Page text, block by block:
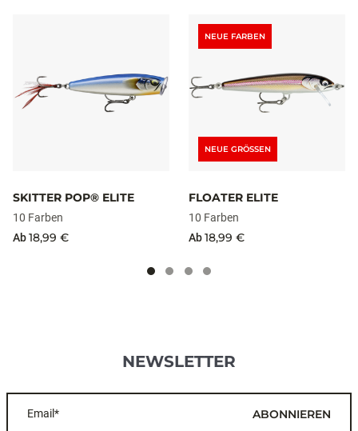
SKITTER POP® ELITE
10 Farben
Ab18,99 €
NEUE FARBEN
NEUE GRÖSSEN
FLOATER ELITE
10 Farben
Ab18,99 €
NEWSLETTER
Email* ABONNIEREN